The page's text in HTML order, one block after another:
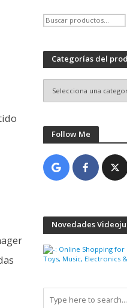
Buscar
por:
Categorías del
Follow Me
Novedades